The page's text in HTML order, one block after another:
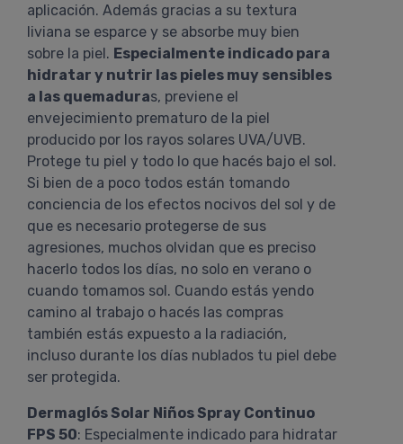
aplicación. Además gracias a su textura
liviana se esparce y se absorbe muy bien
sobre la piel. Especialmente indicado para
hidratar y nutrir las pieles muy sensibles
a las quemaduras, previene el
envejecimiento prematuro de la piel
producido por los rayos solares UVA/UVB.
Protege tu piel y todo lo que hacés bajo el sol.
Si bien de a poco todos están tomando
conciencia de los efectos nocivos del sol y de
que es necesario protegerse de sus
agresiones, muchos olvidan que es preciso
hacerlo todos los días, no solo en verano o
cuando tomamos sol. Cuando estás yendo
camino al trabajo o hacés las compras
también estás expuesto a la radiación,
incluso durante los días nublados tu piel debe
ser protegida.
Dermaglós Solar Niños Spray Continuo
FPS 50: Especialmente indicado para hidratar